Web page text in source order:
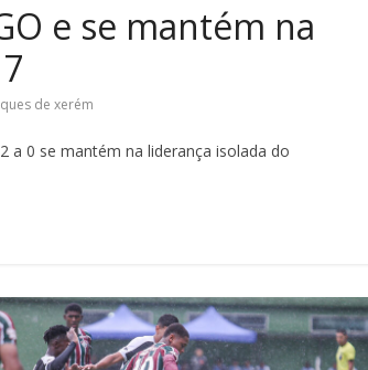
e se mantém na
de xerém
a 0 se mantém na liderança isolada do